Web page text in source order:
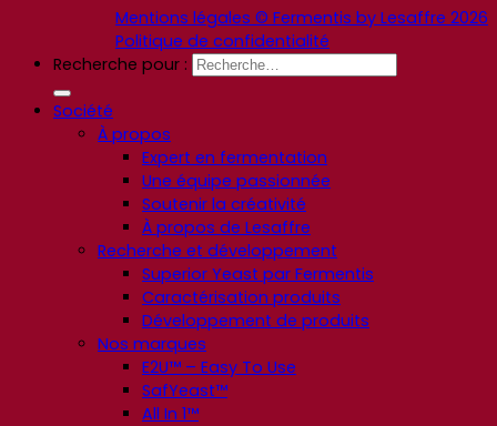
Mentions légales © Fermentis by Lesaffre 2026
Politique de confidentialité
Recherche pour :
Société
À propos
Expert en fermentation
Une équipe passionnée
Soutenir la créativité
À propos de Lesaffre
Recherche et développement
Superior Yeast par Fermentis
Caractérisation produits
Développement de produits
Nos marques
E2U™ – Easy To Use
SafYeast™
All In 1™